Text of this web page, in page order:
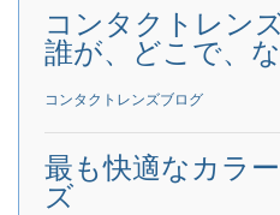
コンタクトレン
誰が、どこで、
コンタクトレンズブログ
最も快適なカラ
ズ